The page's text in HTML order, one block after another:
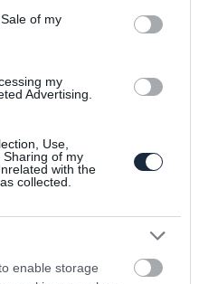
of my
my
Advertising.
Use,
of my
with the
collected.
enable storage
is elmegy egy
Kona N